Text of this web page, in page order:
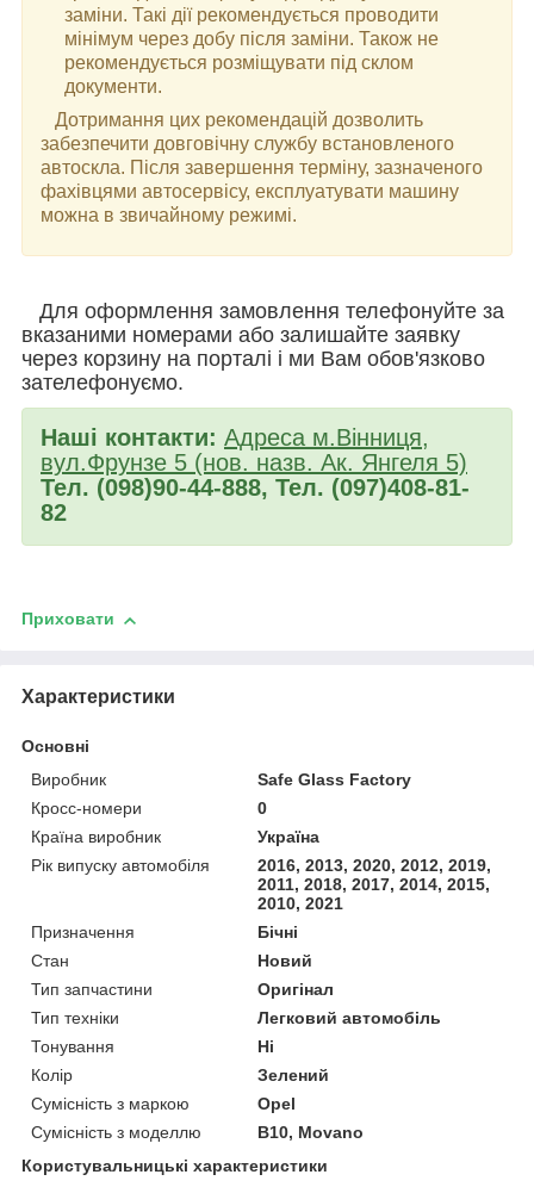
заміни. Такі дії рекомендується проводити
мінімум через добу після заміни. Також не
рекомендується розміщувати під склом
документи.
Дотримання цих рекомендацій дозволить
забезпечити довговічну службу встановленого
автоскла. Після завершення терміну, зазначеного
фахівцями автосервісу, експлуатувати машину
можна в звичайному режимі.
Для оформлення замовлення телефонуйте за
вказаними номерами або залишайте заявку
через корзину на порталі і ми Вам обов'язково
зателефонуємо.
Наші контакти: Адреса м.Вінниця,
вул.Фрунзе 5 (нов. назв. Ак. Янгеля 5)
Тел. (098)90-44-888, Тел. (097)408-81-
82
Приховати
Характеристики
Основні
Виробник
Safe Glass Factory
Кросс-номери
0
Країна виробник
Україна
Рік випуску автомобіля
2016, 2013, 2020, 2012, 2019,
2011, 2018, 2017, 2014, 2015,
2010, 2021
Призначення
Бічні
Стан
Новий
Тип запчастини
Оригінал
Тип техніки
Легковий автомобіль
Тонування
Ні
Колір
Зелений
Сумісність з маркою
Opel
Сумісність з моделлю
B10, Movano
Користувальницькі характеристики